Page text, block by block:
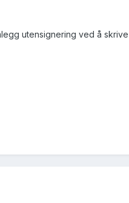
utensignering ved å